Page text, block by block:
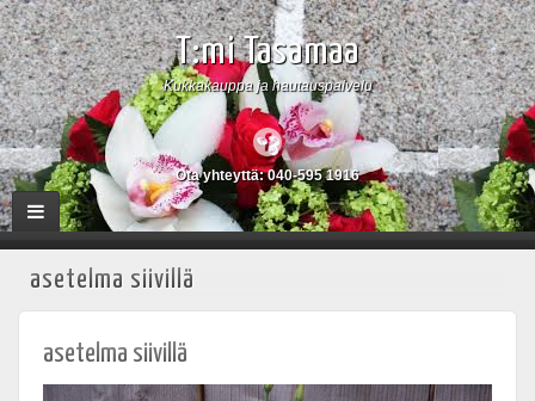
T:mi Tasamaa
Kukkakauppa ja hautauspalvelu
Ota yhteyttä: 040-595 1916
asetelma siivillä
asetelma siivillä